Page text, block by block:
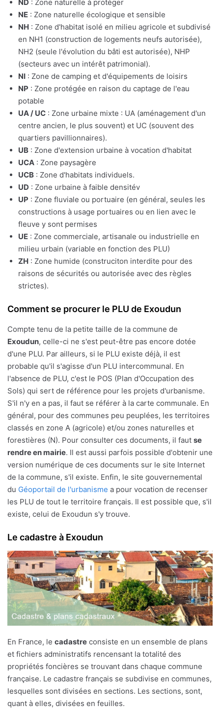
ND : Zone naturelle à protéger
NE : Zone naturelle écologique et sensible
NH : Zone d'habitat isolé en milieu agricole et subdivisé
en NH1 (construction de logements neufs autorisée),
NH2 (seule l'évolution du bâti est autorisée), NHP
(secteurs avec un intérêt patrimonial).
NI : Zone de camping et d'équipements de loisirs
NP : Zone protégée en raison du captage de l'eau
potable
UA / UC : Zone urbaine mixte : UA (aménagement d'un
centre ancien, le plus souvent) et UC (souvent des
quartiers pavillionnaires).
UB : Zone d'extension urbaine à vocation d'habitat
UCA : Zone paysagère
UCB : Zone d'habitats individuels.
UD : Zone urbaine à faible densitév
UP : Zone fluviale ou portuaire (en général, seules les
constructions à usage portuaires ou en lien avec le
fleuve y sont permises
UE : Zone commerciale, artisanale ou industrielle en
milieu urbain (variable en fonction des PLU)
ZH : Zone humide (construciton interdite pour des
raisons de sécurités ou autorisée avec des règles
strictes).
Comment se procurer le PLU de Exoudun
Compte tenu de la petite taille de la commune de
Exoudun, celle-ci ne s'est peut-être pas encore dotée
d'une PLU. Par ailleurs, si le PLU existe déjà, il est
probable qu'il s'agisse d'un PLU intercommunal. En
l'absence de PLU, c'est le POS (Plan d'Occupation des
Sols) qui sert de référence pour les projets d'urbanisme.
S'il n'y en a pas, il faut se référer à la carte communale. En
général, pour des communes peu peuplées, les territoires
classés en zone A (agricole) et/ou zones naturelles et
forestières (N). Pour consulter ces documents, il faut se
rendre en mairie. Il est aussi parfois possible d'obtenir une
version numérique de ces documents sur le site Internet
de la commune, s'il existe. Enfin, le site gouvernemental
du Géoportail de l'urbanisme a pour vocation de recenser
les PLU de tout le territoire français. Il est possible que, s'il
existe, celui de Exoudun s'y trouve.
Le cadastre à Exoudun
En France, le cadastre consiste en un ensemble de plans
et fichiers administratifs rencensant la totalité des
propriétés foncières se trouvant dans chaque commune
française. Le cadastre français se subdivise en communes,
lesquelles sont divisées en sections. Les sections, sont,
quant à elles, divisées en feuilles.